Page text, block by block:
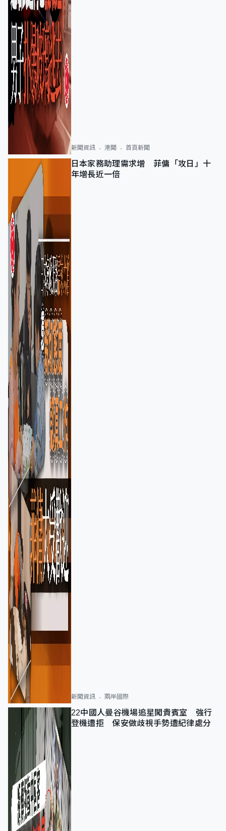
新聞資訊 港聞 首頁新聞
日本家務助理需求增 菲傭「攻日」十
年增長近一倍
新聞資訊 兩岸國際
22中國人曼谷機場追星闖貴賓室 強行
登機遭拒 保安做歧視手勢遭紀律處分